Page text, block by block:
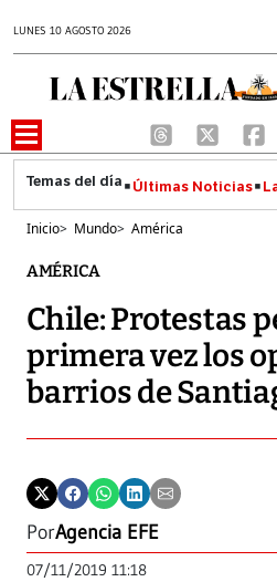
LUNES 10 AGOSTO 2026
Últimas Noticias
Inicio> Mundo> América
AMÉRICA
Chile: Protestas
primera vez los
barrios de
PorAgencia EFE
07/11/2019 11:18